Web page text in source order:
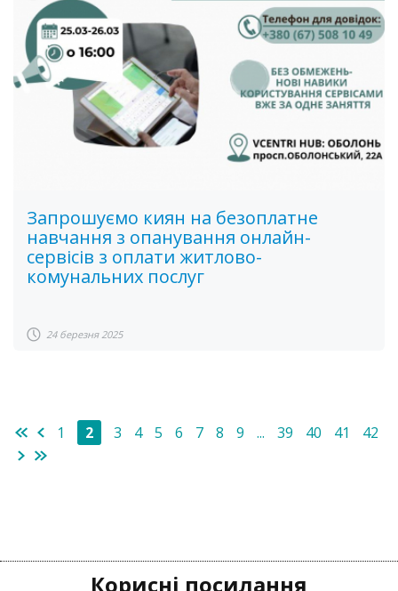
Запрошуємо киян на безоплатне
навчання з опанування онлайн-
сервісів з оплати житлово-
комунальних послуг
24 березня 2025
1 2 3 4 5 6 7 8 9 ... 39 40 41 42
Корисні посилання